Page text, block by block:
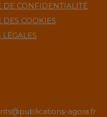
DE CONFIDENTIALITÉ
COOKIES
agora.fr